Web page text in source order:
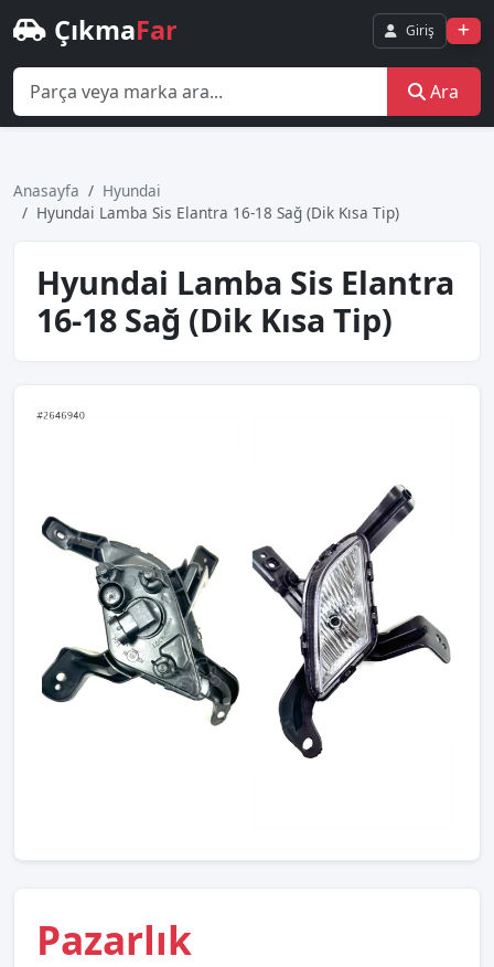
ÇıkmaFar Giriş
Ara
Anasayfa
Hyundai
Hyundai Lamba Sis Elantra 16-18 Sağ (Dik Kısa Tip)
Hyundai Lamba Sis Elantra
16-18 Sağ (Dik Kısa Tip)
Pazarlık